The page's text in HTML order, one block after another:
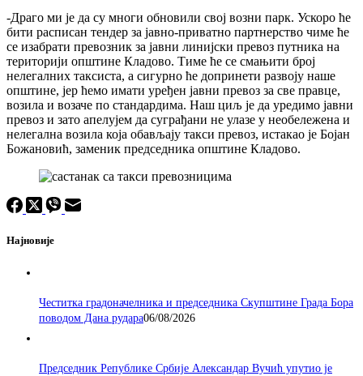
-Драго ми је да су многи обновили свој возни парк. Ускоро ће
бити расписан тендер за јавно-приватно партнерство чиме ће
се изабрати превозник за јавни линијски превоз путника на
територији општине Кладово. Тиме ће се смањити број
нелегалних таксиста, а сигурно ће допринети развоју наше
општине, јер ћемо имати уређен јавни превоз за све правце,
возила и возаче по стандардима. Наш циљ је да уредимо јавни
превоз и зато апелујем да суграђани не улазе у необележена и
нелегална возила која обављају такси превоз, истакао је Бојан
Божановић, заменик председника општине Кладово.
Најновије
Честитка градоначелника и председника Скупштине Града Бора
поводом Дана рудара06/08/2026
Председник Републике Србије Александар Вучић упутио је